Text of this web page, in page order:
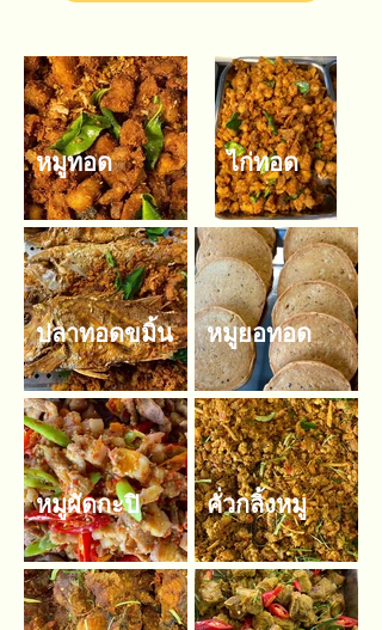
หมูทอด ไก่ทอด
ปลาทอดขมิ้น หมูยอทอด
หมูผัดกะปิ คั่วกลิ้งหมู